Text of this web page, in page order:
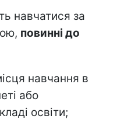
навчатися за
повинні до
навчання в
або
освіти;